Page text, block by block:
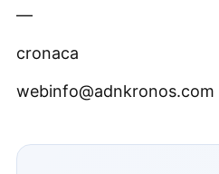
—
cronaca
webinfo@adnkronos.com